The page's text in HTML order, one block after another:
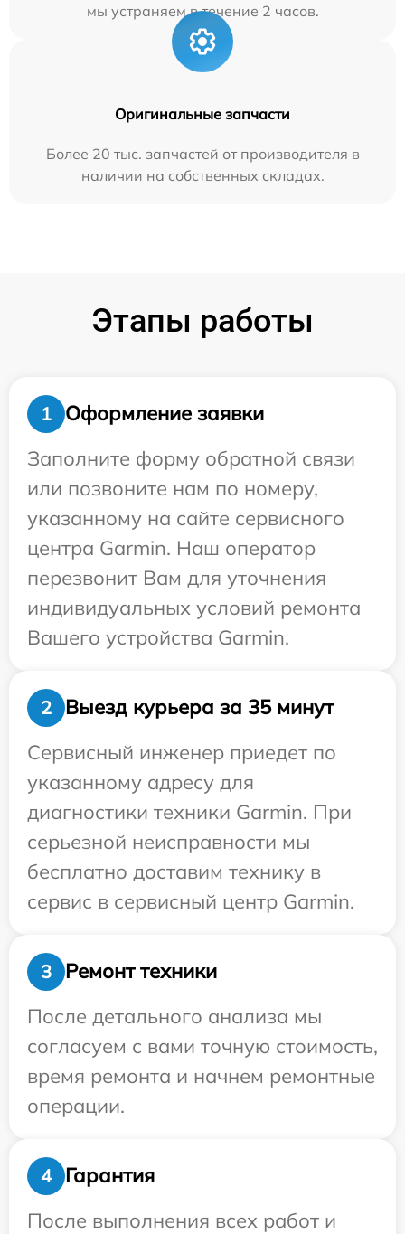
мы устраняем в течение 2 часов.
Оригинальные запчасти
Более 20 тыс. запчастей от производителя в
наличии на собственных складах.
Этапы работы
1
Оформление заявки
Заполните форму обратной связи
или позвоните нам по номеру,
указанному на сайте сервисного
центра Garmin. Наш оператор
перезвонит Вам для уточнения
индивидуальных условий ремонта
Вашего устройства Garmin.
2
Выезд курьера за 35 минут
Сервисный инженер приедет по
указанному адресу для
диагностики техники Garmin. При
серьезной неисправности мы
бесплатно доставим технику в
сервис в сервисный центр Garmin.
3
Ремонт техники
После детального анализа мы
согласуем с вами точную стоимость,
время ремонта и начнем ремонтные
операции.
4
Гарантия
После выполнения всех работ и